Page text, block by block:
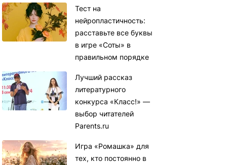
Тест на
нейропластичность:
расставьте все буквы
в игре «Соты» в
правильном порядке
Лучший рассказ
литературного
конкурса «Класс!» —
выбор читателей
Parents.ru
Игра «Ромашка» для
тех, кто постоянно в